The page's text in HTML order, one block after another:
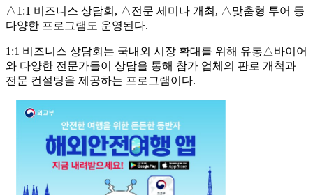
△1:1 비즈니스 상담회, △전문 세미나 개최, △맞춤형 투어 등
다양한 프로그램도 운영된다.
1:1 비즈니스 상담회는 국내외 시장 확대를 위해 유통△바이어
와 다양한 전문가들이 상담을 통해 참가 업체의 판로 개척과
전문 컨설팅을 제공하는 프로그램이다.